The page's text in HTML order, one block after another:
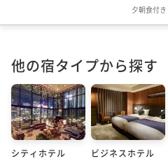
夕朝食付き
他の宿タイプから探す
シティホテル ビジネスホテル